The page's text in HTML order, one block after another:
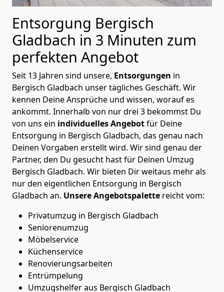
Entsorgung Bergisch
Gladbach in 3 Minuten zum
perfekten Angebot
Seit 13 Jahren sind unsere, Entsorgungen in
Bergisch Gladbach unser tägliches Geschäft. Wir
kennen Deine Ansprüche und wissen, worauf es
ankommt. Innerhalb von nur drei 3 bekommst Du
von uns ein individuellesAngebotfür Deine
Entsorgung in Bergisch Gladbach, das genau nach
Deinen Vorgaben erstellt wird. Wir sind genau der
Partner, den Du gesucht hast für Deinen Umzug
Bergisch Gladbach. Wir bieten Dir weitaus mehr als
nur den eigentlichen Entsorgung in Bergisch
Gladbach an. Unsere Angebotspalette reicht vom:
Privatumzug in Bergisch Gladbach
Seniorenumzug
Möbelservice
Küchenservice
Renovierungsarbeiten
Entrümpelung
Umzugshelfer aus Bergisch Gladbach